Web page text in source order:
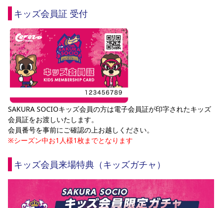
アウェイツアー
よくある質問
よくある質問
スポーツクラブ
関連団体/施設
長居公園 セレッソフットサルパーク
セレッソフットサルパーク長居
セレッソスポーツパーク舞洲 YANMAR HANASAKA STADIUM
セレッソ大阪アカデミー
子供のサッカースクール
大人のサッカースクール その他スポーツクラブ
キッズ会員証 受付
SAKURA SOCIOキッズ会員の方は電子会員証が印字されたキッズ
会員証をお渡しいたします。
会員番号を事前にご確認の上お越しください。
※シーズン中お1人様1枚までとなります
キッズ会員来場特典（キッズガチャ）